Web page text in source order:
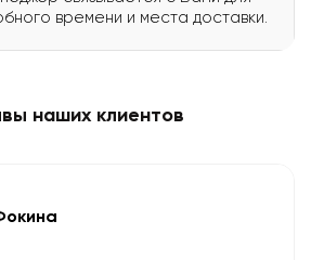
времени и места доставки.
наших клиентов